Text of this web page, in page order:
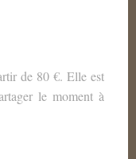
de 80 €. Elle est
le moment à